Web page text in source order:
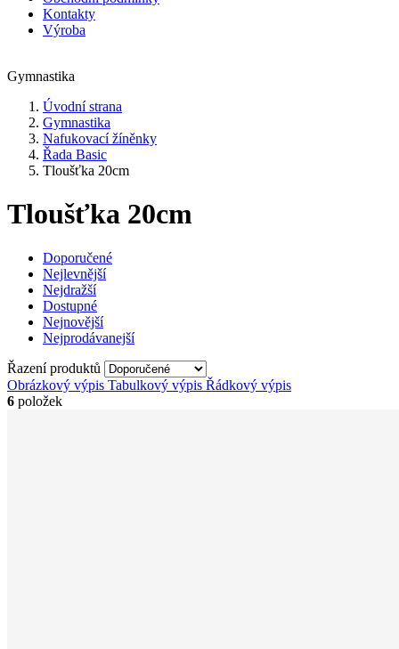
Kontakty
Výroba
Gymnastika
Úvodní strana
Gymnastika
Nafukovací žíněnky
Řada Basic
Tloušťka 20cm
Tloušťka 20cm
Doporučené
Nejlevnější
Nejdražší
Dostupné
Nejnovější
Nejprodávanejší
Řazení produktů
Obrázkový výpis Tabulkový výpis Řádkový výpis
6 položek